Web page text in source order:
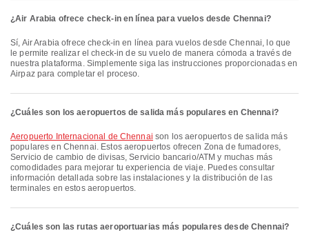
¿Air Arabia ofrece check-in en línea para vuelos desde Chennai?
Sí, Air Arabia ofrece check-in en línea para vuelos desde Chennai, lo que
le permite realizar el check-in de su vuelo de manera cómoda a través de
nuestra plataforma. Simplemente siga las instrucciones proporcionadas en
Airpaz para completar el proceso.
¿Cuáles son los aeropuertos de salida más populares en Chennai?
Aeropuerto Internacional de Chennai son los aeropuertos de salida más
populares en Chennai. Estos aeropuertos ofrecen Zona de fumadores,
Servicio de cambio de divisas, Servicio bancario/ATM y muchas más
comodidades para mejorar tu experiencia de viaje. Puedes consultar
información detallada sobre las instalaciones y la distribución de las
terminales en estos aeropuertos.
¿Cuáles son las rutas aeroportuarias más populares desde Chennai?